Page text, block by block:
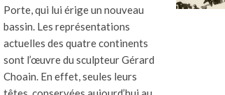
Porte, qui lui érige un nouveau
bassin. Les représentations
actuelles des quatre continents
sont l’œuvre du sculpteur Gérard
Choain. En effet, seules leurs